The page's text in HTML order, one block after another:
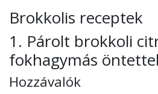
Brokkolis receptek
1. Párolt brokkoli
fokhagymás öntettel
Hozzávalók